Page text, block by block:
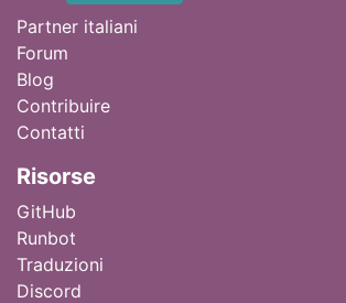
Partner italiani
Forum
Blog
Contribuire
Contatti
Risorse
GitHub
Runbot
Traduzioni
Discord